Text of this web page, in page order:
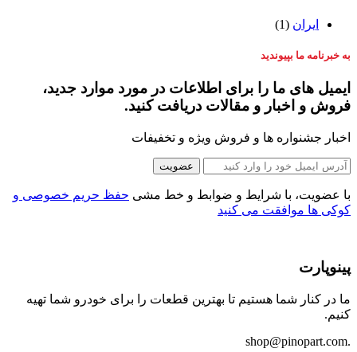
ایران (1)
به خبرنامه ما بپیوندید
ایمیل های ما را برای اطلاعات در مورد موارد جدید،
فروش و اخبار و مقالات دریافت کنید.
اخبار جشنواره ها و فروش ویژه و تخفیفات
عضویت
با عضویت، با شرایط و ضوابط و خط مشی حفظ حریم خصوصی و
کوکی ها موافقت می کنید
پینوپارت
ما در کنار شما هستیم تا بهترین قطعات را برای خودرو شما تهیه
کنیم.
.shop@pinopart.com